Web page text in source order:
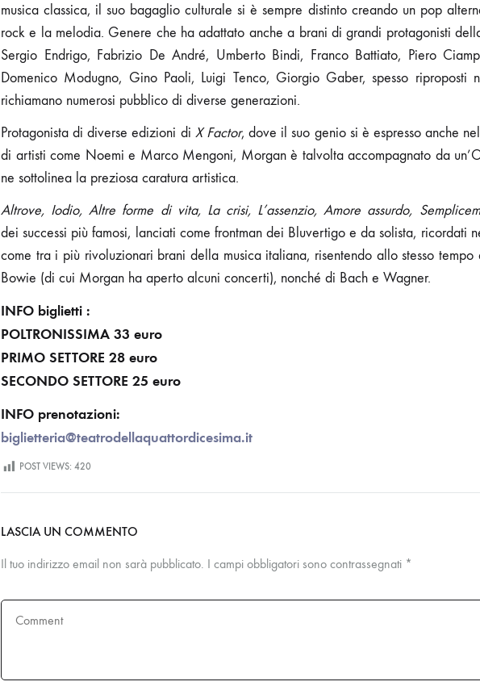
musica classica, il suo bagaglio culturale si è sempre distinto creando un pop
rock e la melodia. Genere che ha adattato anche a brani di grandi protagonisti
Sergio Endrigo, Fabrizio De André, Umberto Bindi, Franco Battiato, Piero
Domenico Modugno, Gino Paoli, Luigi Tenco, Giorgio Gaber, spesso riproposti
richiamano numerosi pubblico di diverse generazioni.
Protagonista di diverse edizioni di X Factor, dove il suo genio si è espresso anche
di artisti come Noemi e Marco Mengoni, Morgan è talvolta accompagnato da
ne sottolinea la preziosa caratura artistica.
Altrove, Iodio, Altre forme di vita, La crisi, L’assenzio, Amore assurdo,
dei successi più famosi, lanciati come frontman dei Bluvertigo e da solista, ricordati
come tra i più rivoluzionari brani della musica italiana, risentendo allo stesso tempo
Bowie (di cui Morgan ha aperto alcuni concerti), nonché di Bach e Wagner.
INFO biglietti :
POLTRONISSIMA 33 euro
PRIMO SETTORE 28 euro
SECONDO SETTORE 25 euro
INFO prenotazioni:
biglietteria@teatrodellaquattordicesima.it
POST VIEWS: 420
LASCIA UN COMMENTO
Il tuo indirizzo email non sarà pubblicato. I campi obbligatori sono contrassegnati *